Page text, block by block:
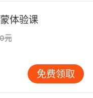
显现。某次模拟
导致液体超
暴露了阅读能力在
为此课程专门设计
代表Carriage
体验课
元
免费领取